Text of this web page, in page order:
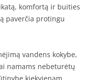
komfortą ir buities
paverčia protingu
vandens kokybe,
namams nebeturėtų